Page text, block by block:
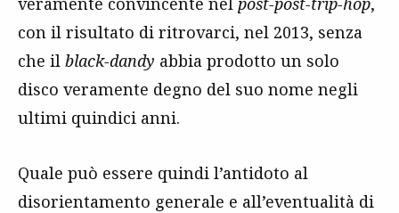
con il risultato di ritrovarci, nel 2013, senza
che il black-dandy abbia prodotto un solo
disco veramente degno del suo nome negli
ultimi quindici anni.
Quale può essere quindi l’antidoto al
disorientamento generale e all’eventualità di